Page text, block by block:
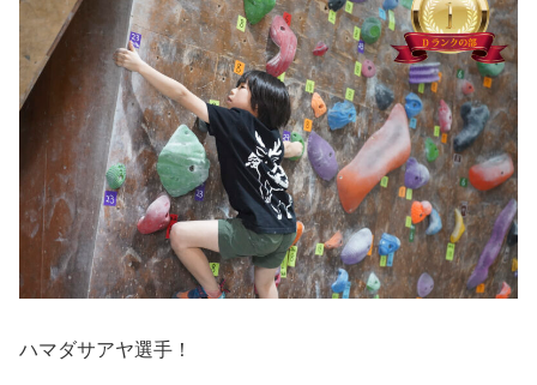
ハマダサアヤ選手！